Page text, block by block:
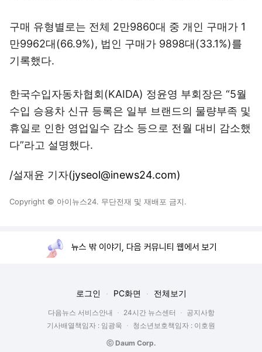
구매 유형별로는 전체 2만9860대 중 개인 구매가 1
만9962대(66.9%), 법인 구매가 9898대(33.1%)를
기록했다.
한국수입자동차협회(KAIDA) 정윤영 부회장은 “5월
수입 승용차 신규 등록은 일부 브랜드의 물량부족 및
휴일로 인한 영업일수 감소 등으로 전월 대비 감소했
다”라고 설명했다.
/설재윤 기자(jyseol@inews24.com)
Copyright © 아이뉴스24. 무단전재 및 재배포 금지.
뉴스 밖 이야기, 다음 커뮤니티 웹에서 보기
로그인 PC화면 전체보기
다음뉴스 서비스안내 24시간 뉴스센터
공지사항
기사배열책임자 : 임광욱
청소년보호책임자 : 이호원
ⓒ Daum Corp.